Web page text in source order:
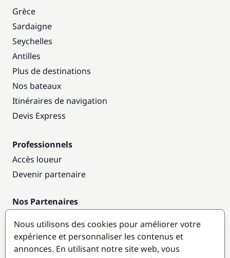
Grèce
Sardaigne
Seychelles
Antilles
Plus de destinations
Nos bateaux
Itinéraires de navigation
Devis Express
Professionnels
Accès loueur
Devenir partenaire
Nos Partenaires
Destinations populaires
Nous utilisons des cookies pour améliorer votre
expérience et personnaliser les contenus et
annonces. En utilisant notre site web, vous